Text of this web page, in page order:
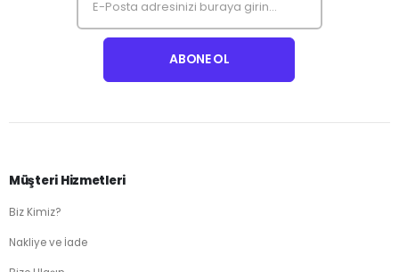
Müşteri Hizmetleri
Biz Kimiz?
Nakliye ve İade